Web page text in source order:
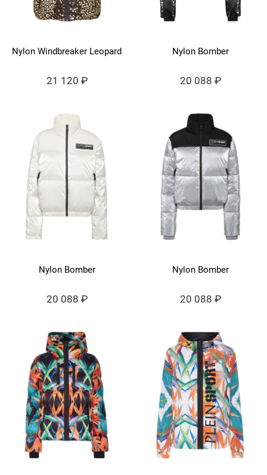
Nylon Windbreaker Leopard
21 120 ₽
Nylon Bomber
20 088 ₽
Nylon Bomber
20 088 ₽
Nylon Bomber
20 088 ₽